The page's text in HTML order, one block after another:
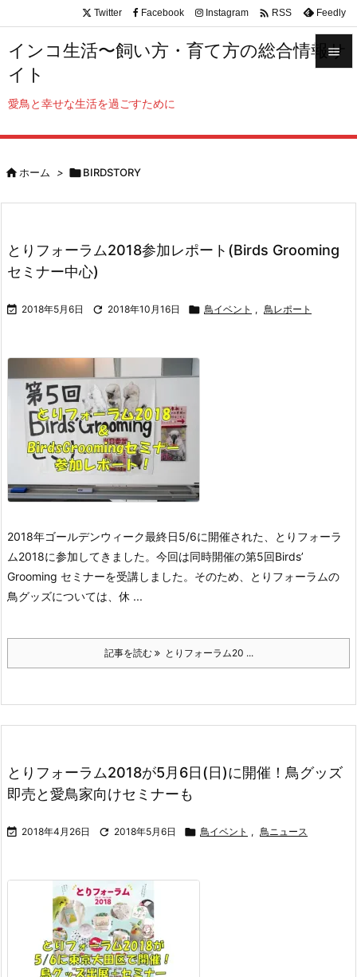
インコ生活〜飼い方・育て方の総合情報サ
イト
愛鳥と幸せな生活を過ごすために

サイド


Twitter Facebook Instagram  RSS Feedly
ホーム > BIRDSTORY
とりフォーラム2018参加レポート(Birds Grooming
セミナー中心)
 2018年5月6日  2018年10月16日  鳥イベント , 鳥レポート
2018年ゴールデンウィーク最終日5/6に開催された、とりフォーラ
ム2018に参加してきました。今回は同時開催の第5回Birds’
Grooming セミナーを受講しました。そのため、とりフォーラムの
鳥グッズについては、休 ...
記事を読む とりフォーラム20 ...
とりフォーラム2018が5月6日(日)に開催！鳥グッズ
即売と愛鳥家向けセミナーも
 2018年4月26日  2018年5月6日  鳥イベント , 鳥ニュース